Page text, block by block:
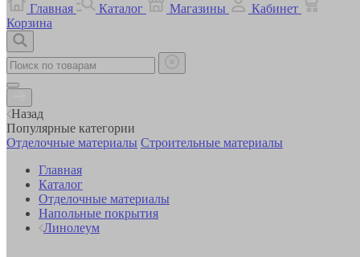
Главная
Каталог Магазины
Кабинет
Корзина
Назад
Популярные категории
Отделочные материалы Строительные материалы
Главная
Каталог
Отделочные материалы
Напольные покрытия
Линолеум